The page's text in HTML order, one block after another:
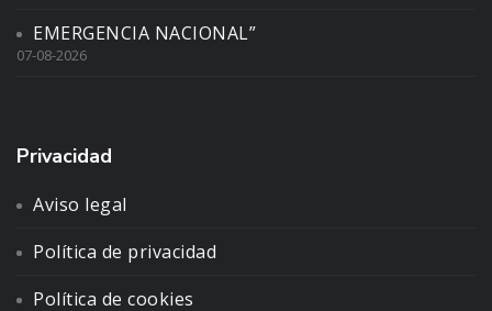
EMERGENCIA NACIONAL”
07-08-2026
Privacidad
Aviso legal
Política de privacidad
Política de cookies